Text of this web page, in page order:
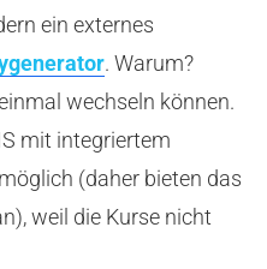
ein externes
. Warum?
wechseln können.
mit integriertem
(daher bieten das
weil die Kurse nicht